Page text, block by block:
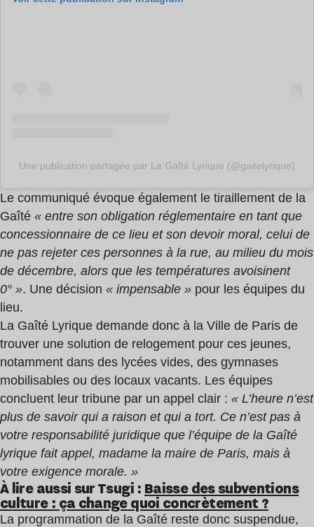
Une publication partagée par La Gaîté Lyrique (@gaitelyrique)
Le communiqué évoque également le tiraillement de la
Gaîté « entre son obligation réglementaire en tant que
concessionnaire de ce lieu et son devoir moral, celui de
ne pas rejeter ces personnes à la rue, au milieu du mois
de décembre, alors que les températures avoisinent
0° ». Une décision « impensable » pour les équipes du
lieu.
La Gaîté Lyrique demande donc à la Ville de Paris de
trouver une solution de relogement pour ces jeunes,
notamment dans des lycées vides, des gymnases
mobilisables ou des locaux vacants. Les équipes
concluent leur tribune par un appel clair : « L’heure n’est
plus de savoir qui a raison et qui a tort. Ce n’est pas à
votre responsabilité juridique que l’équipe de la Gaîté
lyrique fait appel, madame la maire de Paris, mais à
votre exigence morale. »
À lire aussi sur Tsugi : Baisse des subventions
culture : ça change quoi concrètement ?
La programmation de la Gaîté reste donc suspendue,